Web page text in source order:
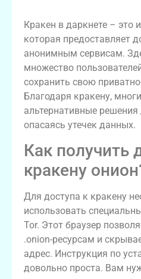
Кракен в даркнете – это
которая предоставляет
анонимным сервисам.
множество
сохранить свою
Благодаря кракену,
альтернативные
опасаясь утечек данных.
Как получить
кракену
Для доступа к кракену
использовать
Tor. Этот браузер
.onion-ресурсам и
адрес. Инструкция по
довольно проста. Вам